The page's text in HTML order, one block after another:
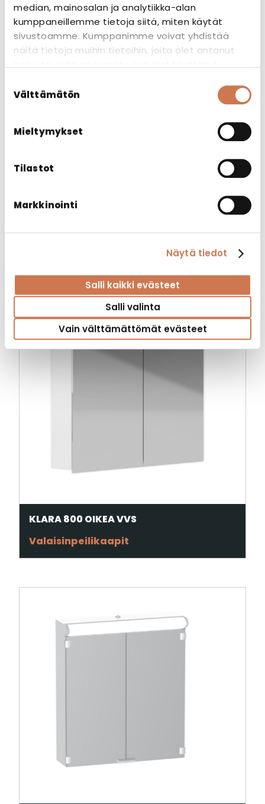
median, mainosalan ja analytiikka-alan
kumppaneillemme tietoja siitä, miten käytät
sivustoamme. Kumppanimme voivat yhdistää
näitä tietoja muihin tietoihin, joita olet antanut
valinta
Välttämätön
Mieltymykset
Tilastot
Markkinointi
Näytä tiedot
Salli kaikki evästeet
Salli valinta
Vain välttämättömät evästeet
CE-merkki
vakuuttaa tuotteen täyttävän sitä
vaaditut tarkastukset.
Tutustu myös
KLARA 800 OIKEA VVS
Valaisinpeilikaapit